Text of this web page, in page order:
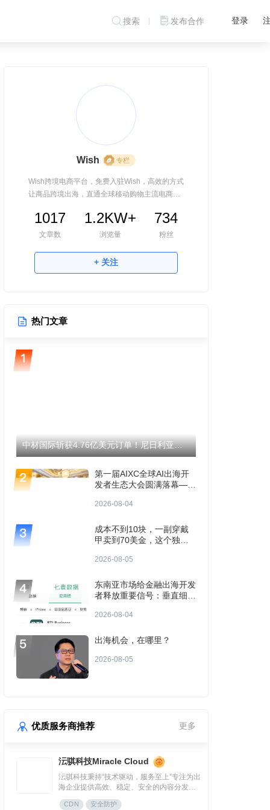
搜索 发布合作 登录
Wish 专栏
Wish跨境电商平台，免费入驻Wish，高效的方式
让商品跨境出海，直通全球移动购物主流电商
1017
文章数
1.2KW+
浏览量
734
粉丝
+ 关注
热门文章
中材国际斩获4.76亿美元订单！尼日利亚伊托里水泥产能将翻倍至1200万吨！
第一届AIXC全球AI出海开
发者生态大会圆满落幕——
2026-08-04
成本不到10块，一副穿戴
甲卖到70美金，这个独立
2026-08-05
东南亚市场给金融出海开发
者释放重要信号：垂直细分
点？
2026-08-04
出海机会，在哪里？
2026-08-05
优质服务商推荐 更多
沄骐科技Miracle Cloud
沄骐科技秉持“技术驱动，服务至上”专注为出
海企业提供高效、稳定、安全的内容分发
（CDN）与云服务解决方案，是全球边缘云
领导者Fastly中国区首个合作伙伴。团队由业
CDN 安全防护